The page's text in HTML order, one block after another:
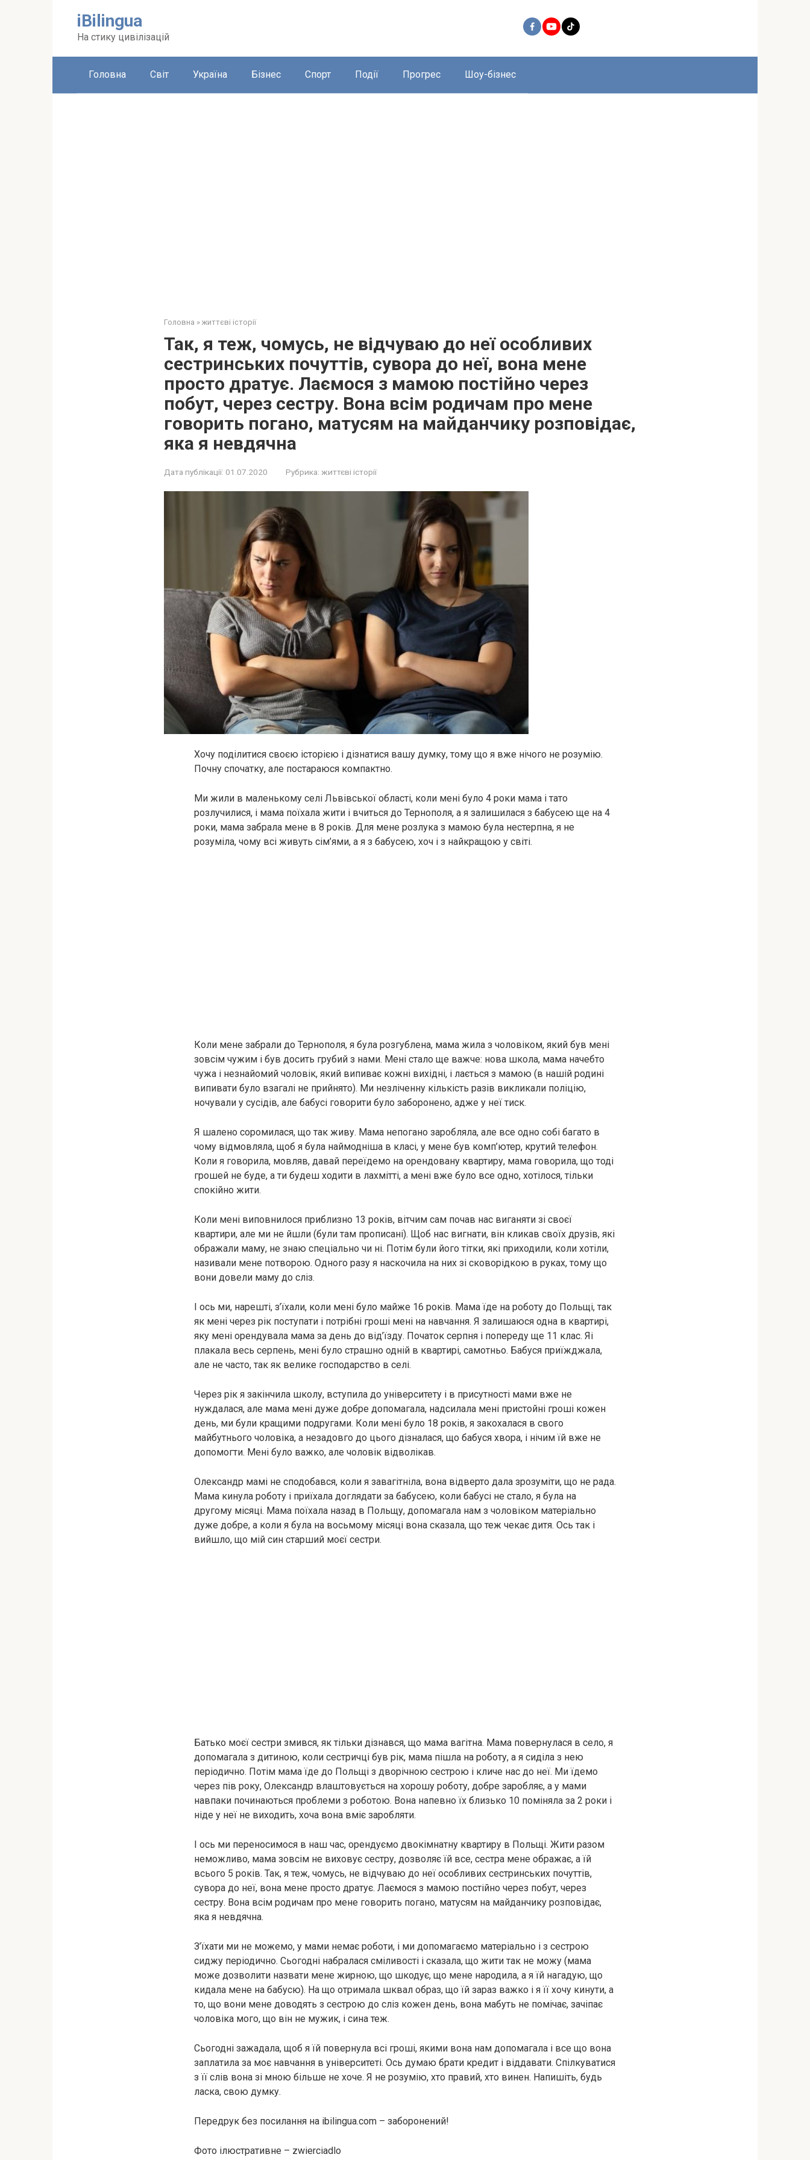
iBilingua
На стику цивілізацій
Головна Світ Україна Бізнес Спорт Події Прогрес Шоу-бізнес
Головна » життєві історії
Так, я теж, чомусь, не відчуваю до неї особливих
сестринських почуттів, сувора до неї, вона мене
просто дратує. Лаємося з мамою постійно через
побут, через сестру. Вона всім родичам про мене
говорить погано, матусям на майданчику розповідає,
яка я невдячна
Дата публікації: 01.07.2020 Рубрика: життєві історії
Хочу поділитися своєю історією і дізнатися вашу думку, тому що я вже нічого не розумію.
Почну спочатку, але постараюся компактно.
Ми жили в маленькому селі Львівської області, коли мені було 4 роки мама і тато
розлучилися, і мама поїхала жити і вчиться до Тернополя, а я залишилася з бабусею ще на 4
роки, мама забрала мене в 8 років. Для мене розлука з мамою була нестерпна, я не
розуміла, чому всі живуть сім’ями, а я з бабусею, хоч і з найкращою у світі.
Коли мене забрали до Тернополя, я була розгублена, мама жила з чоловіком, який був мені
зовсім чужим і був досить грубий з нами. Мені стало ще важче: нова школа, мама начебто
чужа і незнайомий чоловік, який випиває кожні вихідні, і лається з мамою (в нашій родині
випивати було взагалі не прийнято). Ми незліченну кількість разів викликали поліцію,
ночували у сусідів, але бабусі говорити було заборонено, адже у неї тиск.
Я шалено соромилася, що так живу. Мама непогано заробляла, але все одно собі багато в
чому відмовляла, щоб я була наймодніша в класі, у мене був комп’ютер, крутий телефон.
Коли я говорила, мовляв, давай переїдемо на орендовану квартиру, мама говорила, що тоді
грошей не буде, а ти будеш ходити в лахмітті, а мені вже було все одно, хотілося, тільки
спокійно жити.
Коли мені виповнилося приблизно 13 років, вітчим сам почав нас виганяти зі своєї
квартири, але ми не йшли (були там прописані). Щоб нас вигнати, він кликав своїх друзів, які
ображали маму, не знаю спеціально чи ні. Потім були його тітки, які приходили, коли хотіли,
називали мене потворою. Одного разу я наскочила на них зі сковорідкою в руках, тому що
вони довели маму до сліз.
І ось ми, нарешті, з’їхали, коли мені було майже 16 років. Мама їде на роботу до Польщі, так
як мені через рік поступати і потрібні гроші мені на навчання. Я залишаюся одна в квартирі,
яку мені орендувала мама за день до від’їзду. Початок серпня і попереду ще 11 клас. Яi
плакала весь серпень, мені було страшно одній в квартирі, самотньо. Бабуся приїжджала,
але не часто, так як велике господарство в селі.
Через рік я закінчила школу, вступила до університету і в присутності мами вже не
нуждалася, але мама мені дуже добре допомагала, надсилала мені пристойні гроші кожен
день, ми були кращими подругами. Коли мені було 18 років, я закохалася в свого
майбутнього чоловіка, а незадовго до цього дізналася, що бабуся хвора, і нічим їй вже не
допомогти. Мені було важко, але чоловік відволікав.
Олександр мамі не сподобався, коли я завагітніла, вона відверто дала зрозуміти, що не рада.
Мама кинула роботу і приїхала доглядати за бабусею, коли бабусі не стало, я була на
другому місяці. Мама поїхала назад в Польщу, допомагала нам з чоловіком матеріально
дуже добре, а коли я була на восьмому місяці вона сказала, що теж чекає дитя. Ось так і
вийшло, що мій син старший моєї сестри.
Батько моєї сестри змився, як тільки дізнався, що мама вагітна. Мама повернулася в село, я
допомагала з дитиною, коли сестричці був рік, мама пішла на роботу, а я сиділа з нею
періодично. Потім мама їде до Польщі з дворічною сестрою і кличе нас до неї. Ми їдемо
через пів року, Олександр влаштовується на хорошу роботу, добре заробляє, а у мами
навпаки починаються проблеми з роботою. Вона напевно їх близько 10 поміняла за 2 роки і
ніде у неї не виходить, хоча вона вміє заробляти.
І ось ми переносимося в наш час, орендуємо двокімнатну квартиру в Польщі. Жити разом
неможливо, мама зовсім не виховує сестру, дозволяє їй все, сестра мене ображає, а їй
всього 5 років. Так, я теж, чомусь, не відчуваю до неї особливих сестринських почуттів,
сувора до неї, вона мене просто дратує. Лаємося з мамою постійно через побут, через
сестру. Вона всім родичам про мене говорить погано, матусям на майданчику розповідає,
яка я невдячна.
З’їхати ми не можемо, у мами немає роботи, і ми допомагаємо матеріально і з сестрою
сиджу періодично. Сьогодні набралася сміливості і сказала, що жити так не можу (мама
може дозволити назвати мене жирною, що шкодує, що мене народила, а я їй нагадую, що
кидала мене на бабусю). На що отримала шквал образ, що їй зараз важко і я її хочу кинути, а
то, що вони мене доводять з сестрою до сліз кожен день, вона мабуть не помічає, зачіпає
чоловіка мого, що він не мужик, і сина теж.
Сьогодні зажадала, щоб я їй повернула всі гроші, якими вона нам допомагала і все що вона
заплатила за моє навчання в університеті. Ось думаю брати кредит і віддавати. Спілкуватися
з її слів вона зі мною більше не хоче. Я не розумію, хто правий, хто винен. Напишіть, будь
ласка, свою думку.
Передрук без посилання на ibilingua.com – заборонений!
Фото ілюстративне – zwierciadlo